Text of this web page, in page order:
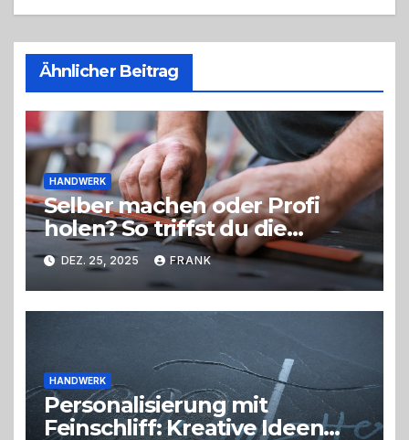
Ähnlicher Beitrag
HANDWERK
Selber machen oder Profi
holen? So triffst du die
richtige Entscheidung
DEZ. 25, 2025 FRANK
HANDWERK
Personalisierung mit
Feinschliff: Kreative Ideen